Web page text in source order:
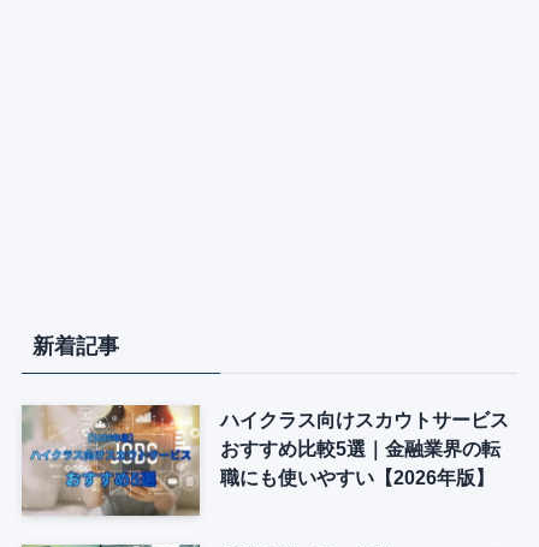
新着記事
ハイクラス向けスカウトサービス
おすすめ比較5選｜金融業界の転
職にも使いやすい【2026年版】